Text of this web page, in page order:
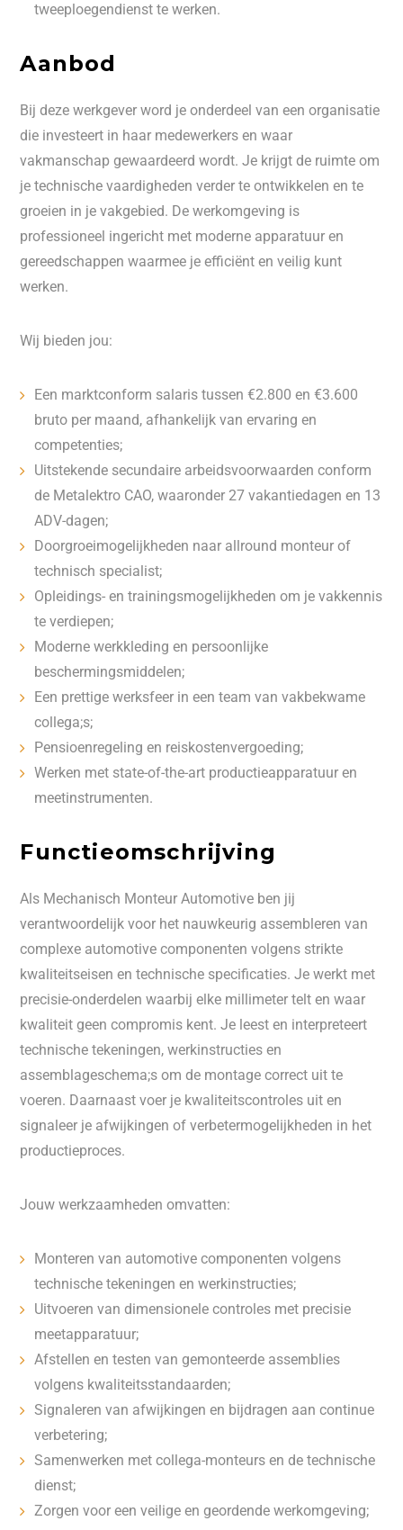
tweeploegendienst te werken.
Aanbod
Bij deze werkgever word je onderdeel van een organisatie
die investeert in haar medewerkers en waar
vakmanschap gewaardeerd wordt. Je krijgt de ruimte om
je technische vaardigheden verder te ontwikkelen en te
groeien in je vakgebied. De werkomgeving is
professioneel ingericht met moderne apparatuur en
gereedschappen waarmee je efficiënt en veilig kunt
werken.
Wij bieden jou:
Een marktconform salaris tussen €2.800 en €3.600
bruto per maand, afhankelijk van ervaring en
competenties;
Uitstekende secundaire arbeidsvoorwaarden conform
de Metalektro CAO, waaronder 27 vakantiedagen en 13
ADV-dagen;
Doorgroeimogelijkheden naar allround monteur of
technisch specialist;
Opleidings- en trainingsmogelijkheden om je vakkennis
te verdiepen;
Moderne werkkleding en persoonlijke
beschermingsmiddelen;
Een prettige werksfeer in een team van vakbekwame
collega;s;
Pensioenregeling en reiskostenvergoeding;
Werken met state-of-the-art productieapparatuur en
meetinstrumenten.
Functieomschrijving
Als Mechanisch Monteur Automotive ben jij
verantwoordelijk voor het nauwkeurig assembleren van
complexe automotive componenten volgens strikte
kwaliteitseisen en technische specificaties. Je werkt met
precisie-onderdelen waarbij elke millimeter telt en waar
kwaliteit geen compromis kent. Je leest en interpreteert
technische tekeningen, werkinstructies en
assemblageschema;s om de montage correct uit te
voeren. Daarnaast voer je kwaliteitscontroles uit en
signaleer je afwijkingen of verbetermogelijkheden in het
productieproces.
Jouw werkzaamheden omvatten:
Monteren van automotive componenten volgens
technische tekeningen en werkinstructies;
Uitvoeren van dimensionele controles met precisie
meetapparatuur;
Afstellen en testen van gemonteerde assemblies
volgens kwaliteitsstandaarden;
Signaleren van afwijkingen en bijdragen aan continue
verbetering;
Samenwerken met collega-monteurs en de technische
dienst;
Zorgen voor een veilige en geordende werkomgeving;